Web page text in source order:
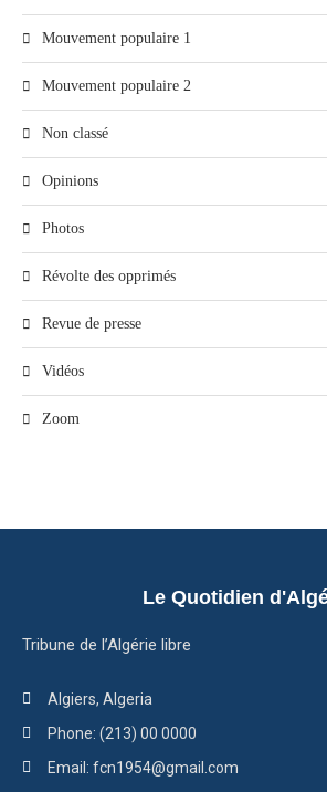
Mouvement populaire 1
Mouvement populaire 2
Non classé
Opinions
Photos
Révolte des opprimés
Revue de presse
Vidéos
Zoom
Le Quotidien
Tribune de l’Algérie libre
Algiers, Algeria
Phone: (213) 00 0000
Email: fcn1954@gmail.com